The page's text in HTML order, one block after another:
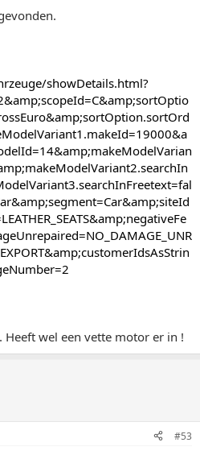
showDetails.html?
Heeft wel een vette motor er in !
#53